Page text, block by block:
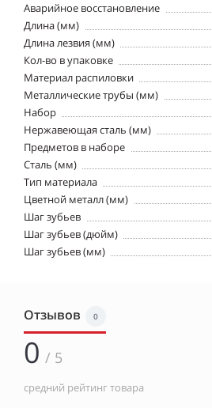
Аварийное восстановление
Длина (мм)
Длина лезвия (мм)
Кол-во в упаковке
Материал распиловки
Металлические трубы (мм)
Набор
Нержавеющая сталь (мм)
Предметов в наборе
Сталь (мм)
Тип материала
Цветной металл (мм)
Шаг зубьев
Шаг зубьев (дюйм)
Шаг зубьев (мм)
Отзывов 0
0 / 5
средний рейтинг товара